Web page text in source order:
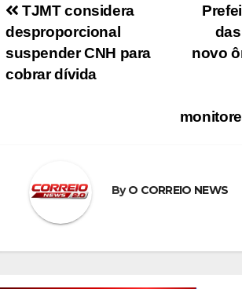
Navegação de Post
novo
TJMT considera
desproporcional
suspender CNH para
cobrar dívida
ByO CORREIO NEWS